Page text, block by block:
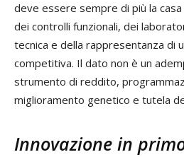
deve essere sempre di più la
dei controlli funzionali, dei
tecnica e della rappresentanza di
competitiva. Il dato non è un
strumento di reddito,
miglioramento genetico e tutela
Innovazione in